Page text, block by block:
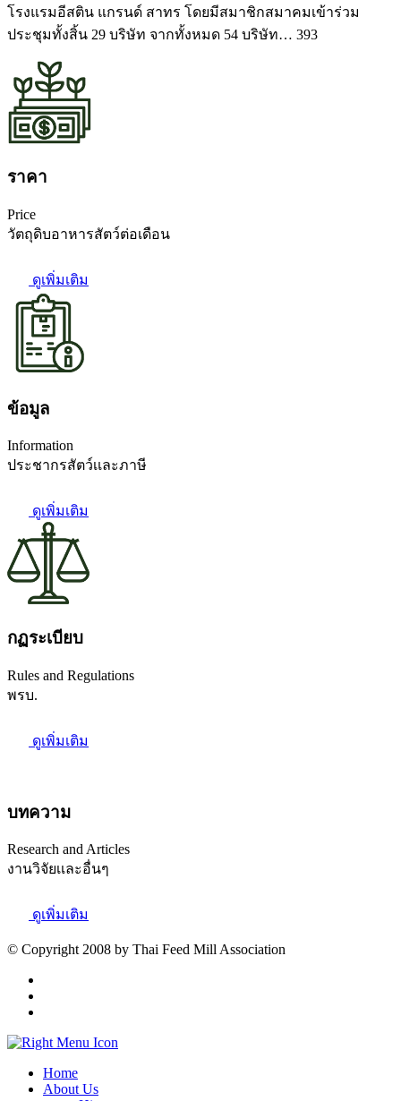
โรงแรมอีสติน แกรนด์ สาทร โดยมีสมาชิกสมาคมเข้าร่วม
ประชุมทั้งสิ้น 29 บริษัท จากทั้งหมด 54 บริษัท… 393
ราคา
Price
วัตถุดิบอาหารสัตว์ต่อเดือน
ดูเพิ่มเติม
ข้อมูล
Information
ประชากรสัตว์เเละภาษี
ดูเพิ่มเติม
กฏระเบียบ
Rules and Regulations
พรบ.
ดูเพิ่มเติม
บทความ
Research and Articles
งานวิจัยเเละอื่นๆ
ดูเพิ่มเติม
© Copyright 2008 by Thai Feed Mill Association
Home
About Us